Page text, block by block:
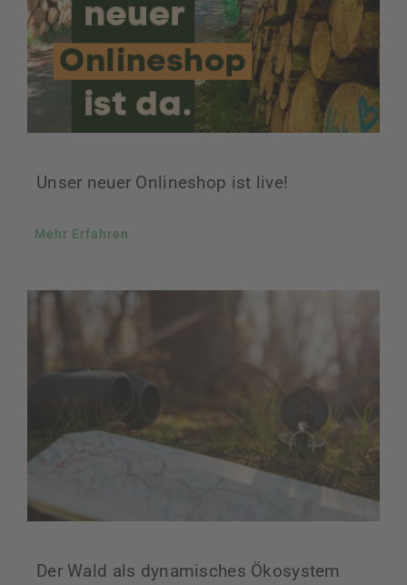
Unser neuer Onlineshop ist live!
Mehr Erfahren
Der Wald als dynamisches Ökosystem